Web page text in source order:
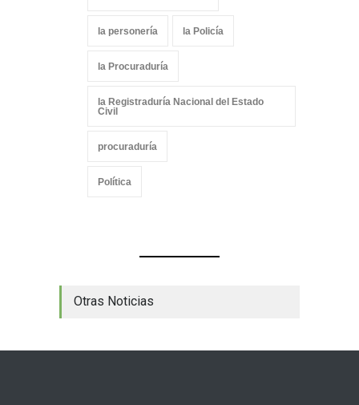
la personería la Policía
la Procuraduría
la Registraduría Nacional del Estado
Civil
procuraduría
Política
Otras Noticias